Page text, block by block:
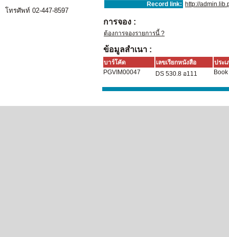
Record link:
http://
การจอง :
ต้องการจองรายการนี้ ?
ข้อมูลสำเนา :
บาร์โคัด เลขเรียกหนังสือ
ประ
PGVIM00047
DS 530.8 อ111 Book
โทรศัพท์ 02-447-8597